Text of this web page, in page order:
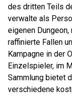
des dritten Teils
verwalte als
eigenen
raffinierte Fallen
Kampagne in der
Einzelspieler, im
Sammlung bietet
verschiedene